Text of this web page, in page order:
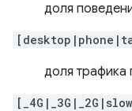
доля
доля